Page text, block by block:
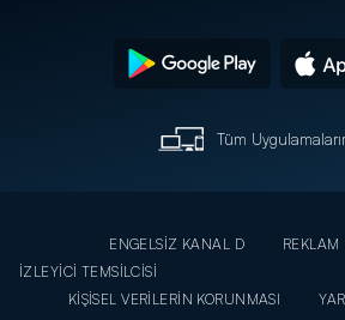
Tüm
ENGELSİZ KANAL D REKLAM
İZLEYİCİ TEMSİLCİSİ
KİŞİSEL VERİLERİN KORUNMASI